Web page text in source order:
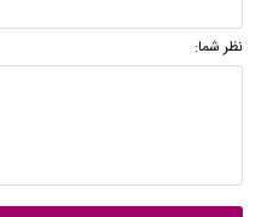
نظر شما: